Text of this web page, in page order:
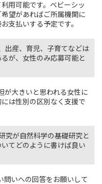
用可能です。ベビーシッ
望があればご所属機関に
支払いする予定です。
出産、育児、子育てなどは
が、女性のみ応募可能と
が大きいと思われる女性に
は性別の区別なく支援で
究が自然科学の基礎研究と
てどのように書けば良い
問いへの回答をお願いして